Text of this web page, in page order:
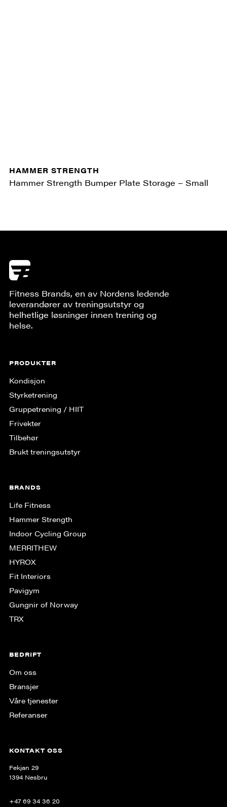
HAMMER STRENGTH
Hammer Strength Bumper Plate Storage – Small
Fitness Brands, en av Nordens ledende
leverandører av treningsutstyr og
helhetlige løsninger innen trening og
helse.
PRODUKTER
Kondisjon
Styrketrening
Gruppe­trening / HIIT
Frivekter
Tilbehør
Brukt treningsutstyr
BRANDS
Life Fitness
Hammer Strength
Indoor Cycling Group
MERRITHEW
HYROX
Fit Interiors
Pavigym
Gungnir of Norway
TRX
BEDRIFT
Om oss
Bransjer
Våre tjenester
Referanser
KONTAKT OSS
Fekjan 29
1394 Nesbru
+47 69 34 36 20